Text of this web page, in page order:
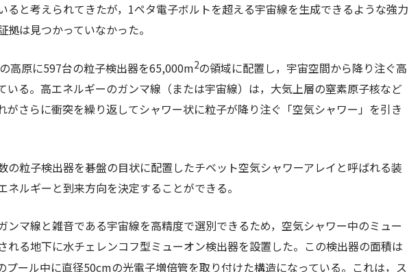
ると考えられてきたが，1ペタ電子ボルトを超える宇宙線を生成できるような強力
は見つかっていなかった。
高原に597台の粒子検出器を65,000m2の領域に配置し，宇宙空間から降り注ぐ高
いる。高エネルギーのガンマ線（または宇宙線）は，大気上層の窒素原子核など
がさらに衝突を繰り返してシャワー状に粒子が降り注ぐ「空気シャワー」を引き
の粒子検出器を碁盤の目状に配置したチベット空気シャワーアレイと呼ばれる装
ルギーと到来方向を決定することができる。
ンマ線と雑音である宇宙線を高精度で選別できるため，空気シャワー中のミュー
れる地下に水チェレンコフ型ミューオン検出器を設置した。この検出器の面積は
プール中に直径50cmの光電子増倍管を取り付けた構造になっている。これは，ス